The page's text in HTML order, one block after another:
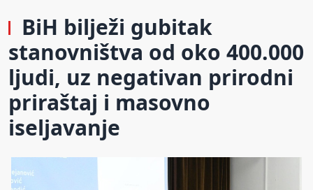
BiH bilježi gubitak
stanovništva od oko 400.000
ljudi, uz negativan prirodni
priraštaj i masovno
iseljavanje